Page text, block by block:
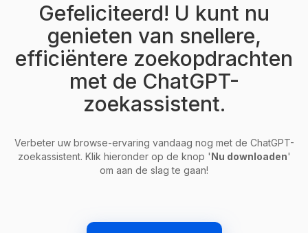
Gefeliciteerd! U kunt nu
genieten van snellere,
efficiëntere zoekopdrachten
met de ChatGPT-
zoekassistent.
Verbeter uw browse-ervaring vandaag nog met de ChatGPT-
zoekassistent. Klik hieronder op de knop 'Nu downloaden'
om aan de slag te gaan!